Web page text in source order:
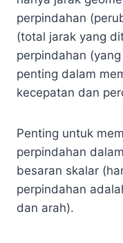
perpindahan
(total jarak yang
perpindahan
penting dalam
kecepatan dan
Penting untuk
perpindahan
besaran skalar
perpindahan
dan arah).